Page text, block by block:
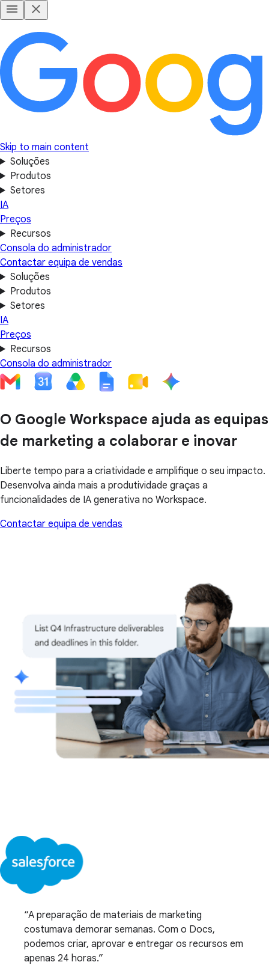
Skip to main content
Soluções
Produtos
Setores
IA
Preços
Recursos
Consola do administrador
Contactar equipa de vendas
Soluções
Produtos
Setores
IA
Preços
Recursos
Consola do administrador
O Google Workspace ajuda as equipas
de marketing a colaborar e inovar
Liberte tempo para a criatividade e amplifique o seu impacto.
Desenvolva ainda mais a produtividade graças a
funcionalidades de IA generativa no Workspace.
Contactar equipa de vendas
A preparação de materiais de marketing
costumava demorar semanas. Com o Docs,
podemos criar, aprovar e entregar os recursos em
apenas 24 horas.